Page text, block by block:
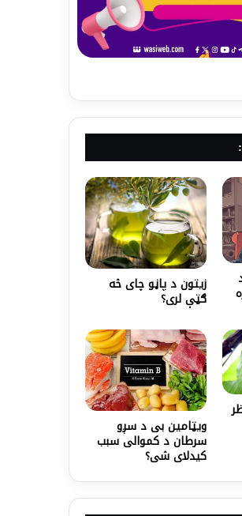
زیتون د پاڼو چای څه
ګټې لری؟
ویټامین ‌بی د سږو
سرطان د کموالی سبب
کیدلای شی؟